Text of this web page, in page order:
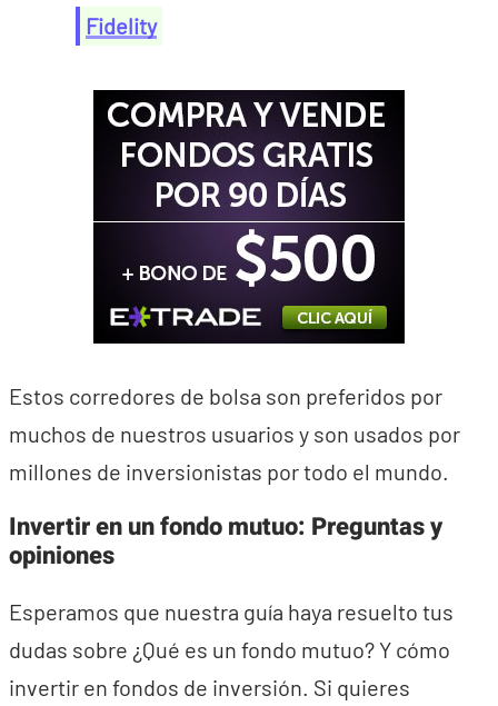
Fidelity
Estos corredores de bolsa son preferidos por
muchos de nuestros usuarios y son usados por
millones de inversionistas por todo el mundo.
Invertir en un fondo mutuo: Preguntas y
opiniones
Esperamos que nuestra guía haya resuelto tus
dudas sobre ¿Qué es un fondo mutuo? Y cómo
invertir en fondos de inversión. Si quieres